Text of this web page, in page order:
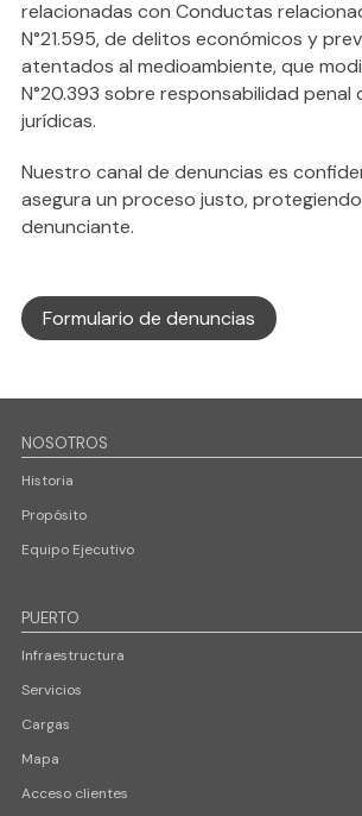
relacionadas con Conductas
N°21.595, de delitos económicos y
atentados al medioambiente, que
N°20.393 sobre responsabilidad penal
jurídicas.
Nuestro canal de denuncias es
asegura un proceso justo,
denunciante.
Formulario de denuncias
NOSOTROS
Historia
Propósito
Equipo Ejecutivo
PUERTO
Infraestructura
Servicios
Cargas
Mapa
Acceso clientes